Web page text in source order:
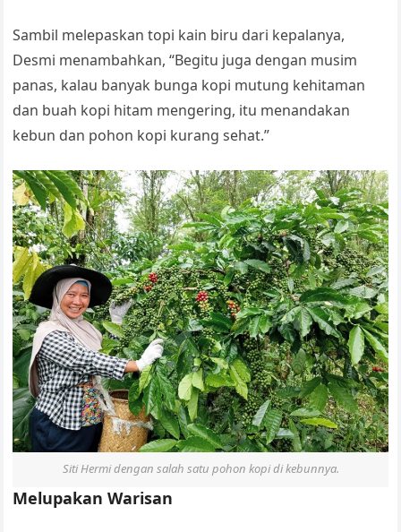
Sambil melepaskan topi kain biru dari kepalanya,
Desmi menambahkan, “Begitu juga dengan musim
panas, kalau banyak bunga kopi mutung kehitaman
dan buah kopi hitam mengering, itu menandakan
kebun dan pohon kopi kurang sehat.”
Siti Hermi dengan salah satu pohon kopi di kebunnya.
Melupakan Warisan